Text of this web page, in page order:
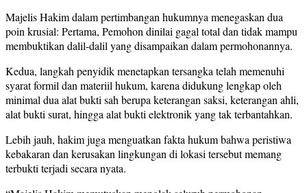
Majelis Hakim dalam pertimbangan hukumnya menegaskan dua
poin krusial: Pertama, Pemohon dinilai gagal total dan tidak mampu
membuktikan dalil-dalil yang disampaikan dalam permohonannya.
Kedua, langkah penyidik menetapkan tersangka telah memenuhi
syarat formil dan materiil hukum, karena didukung lengkap oleh
minimal dua alat bukti sah berupa keterangan saksi, keterangan ahli,
alat bukti surat, hingga alat bukti elektronik yang tak terbantahkan.
Lebih jauh, hakim juga menguatkan fakta hukum bahwa peristiwa
kebakaran dan kerusakan lingkungan di lokasi tersebut memang
terbukti terjadi secara nyata.